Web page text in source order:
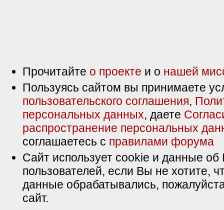
Прочитайте о проекте и о нашей
Пользуясь сайтом вы принимаете
пользовательского соглашения,
персональных данных, даете
распространение персональных
соглашаетесь с правилами форума
Сайт использует cookie и данные об
пользователей, если Вы не хотите,
данные обрабатывались,
сайт.